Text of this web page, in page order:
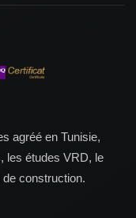
agréé en Tunisie,
les études VRD, le
construction.